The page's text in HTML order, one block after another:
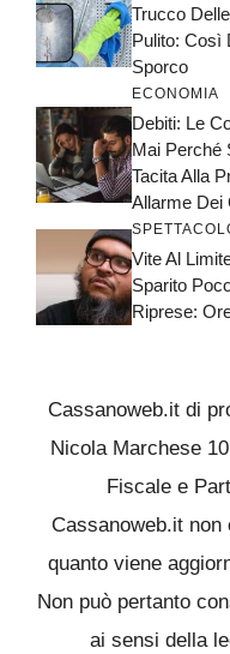
Trucco
Pulito: Così
Sporco
ECONOMIA
Debiti: Le
Mai Perché
Tacita Alla
Allarme Dei
Vite Al
Sparito
Riprese:
Cassanoweb.it di
Nicola Marchese
Fiscale e
Cassanoweb.it
quanto viene
Non può pertanto
ai sensi della